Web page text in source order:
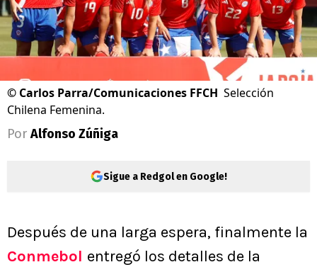
© Carlos Parra/Comunicaciones FFCH Selección
Chilena Femenina.
Por Alfonso Zúñiga
Sigue a Redgol en Google!
Después de una larga espera, finalmente la
Conmebol entregó los detalles de la